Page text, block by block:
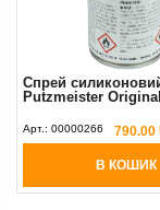
Cпрей
Putzmeister Original
Арт.: 00000266 790.00
В КОШИК